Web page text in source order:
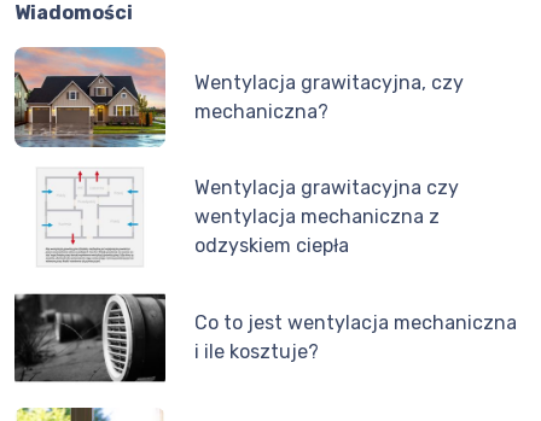
Wiadomości
Wentylacja grawitacyjna, czy
mechaniczna?
Wentylacja grawitacyjna czy
wentylacja mechaniczna z
odzyskiem ciepła
Co to jest wentylacja mechaniczna
i ile kosztuje?